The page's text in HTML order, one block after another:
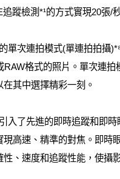
蹤檢測*¹的方式實現20張/
單次連拍模式(單連拍拍攝
格式的照片。單次連
其中選擇精彩一刻。
入了先進的即時追蹤和即
高速、精準的對焦。即時
、速度和追蹤性能，使攝